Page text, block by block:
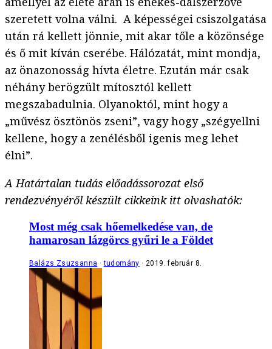
szeretett volna válni. A képességei csiszolgatása
után rá kellett jönnie, mit akar tőle a közönsége
és ő mit kíván cserébe. Hálózatát, mint mondja,
az önazonosság hívta életre. Ezután már csak
néhány berögzült mítosztól kellett
megszabadulnia. Olyanoktól, mint hogy a
„művész ösztönös zseni”, vagy hogy „szégyellni
kellene, hogy a zenélésből igenis meg lehet
élni”.
A Határtalan tudás előadássorozat első
rendezvényéről készült cikkeink itt olvashatók:
Most még csak hőemelkedése van, de
hamarosan lázgörcs gyűri le a Földet
Balázs Zsuzsanna tudomány 2019. február 8.